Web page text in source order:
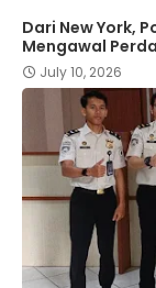
Dari New York,
Mengawal
July 10, 2026